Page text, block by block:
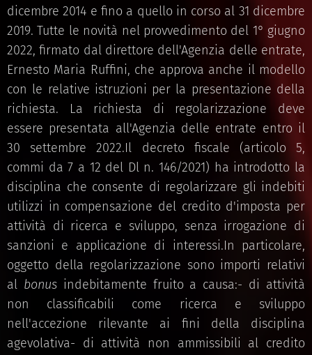
dicembre 2014 e fino a quello in corso al 31 dicembre
2019. Tutte le novità nel provvedimento del 1° giugno
2022, firmato dal direttore dell'Agenzia delle entrate,
Ernesto Maria Ruffini, che approva anche il modello
con le relative istruzioni per la presentazione della
richiesta. La richiesta di regolarizzazione deve
essere presentata all'Agenzia delle entrate entro il
30 settembre 2022.Il decreto fiscale (articolo 5,
commi da 7 a 12 del Dl n. 146/2021) ha introdotto la
disciplina che consente di regolarizzare gli indebiti
utilizzi in compensazione del credito d'imposta per
attività di ricerca e sviluppo, senza irrogazione di
sanzioni e applicazione di interessi.In particolare,
oggetto della regolarizzazione sono importi relativi
al bonusindebitamente fruito a causa:- di attività
non classificabili come ricerca e sviluppo
nell'accezione rilevante ai fini della disciplina
agevolativa- di attività non ammissibili al credito